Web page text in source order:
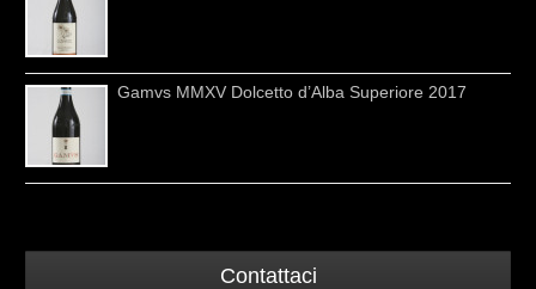
Gamvs MMXV Dolcetto d’Alba Superiore 2017
Contattaci